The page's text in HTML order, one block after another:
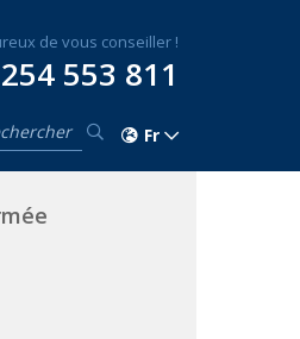
de vous conseiller !
553 811
Fr